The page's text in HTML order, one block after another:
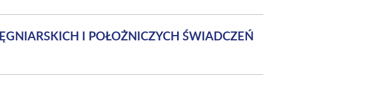
I POŁOŻNICZYCH ŚWIADCZEŃ